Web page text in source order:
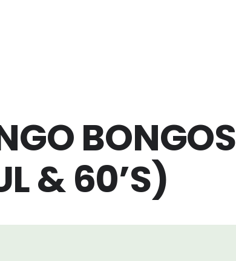
BONGOS
& 60’S)